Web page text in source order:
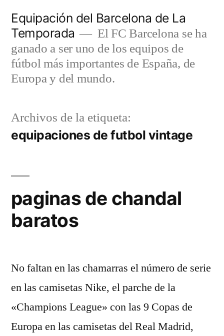
contenido
Equipación del Barcelona de La
Temporada
El FC Barcelona se ha
ganado a ser uno de los equipos de
fútbol más importantes de España, de
Europa y del mundo.
Archivos de la etiqueta:
equipaciones de futbol vintage
paginas de chandal
baratos
No faltan en las chamarras el número de serie
en las camisetas Nike, el parche de la
«Champions League» con las 9 Copas de
Europa en las camisetas del Real Madrid,